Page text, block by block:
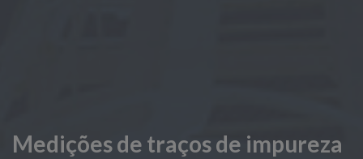
Medições de traços de impureza